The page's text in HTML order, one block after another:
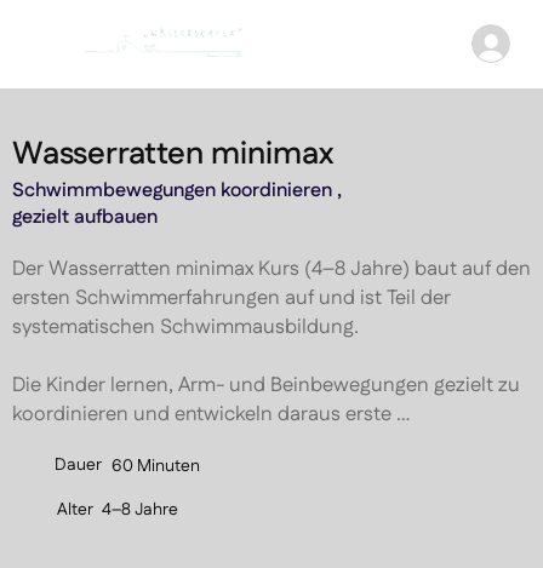
Wasserratten minimax
Schwimmbewegungen koordinieren ,
gezielt aufbauen
Der Wasserratten minimax Kurs (4–8 Jahre) baut auf den
ersten Schwimmerfahrungen auf und ist Teil der
systematischen Schwimmausbildung.
Die Kinder lernen, Arm- und Beinbewegungen gezielt zu
koordinieren und entwickeln daraus erste
Durch strukturierte Übungsabläufe werden Wasserlage,
Dauer 60 Minuten
Alter 4–8 Jahre